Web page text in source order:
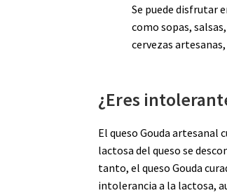
Se puede disfrutar
como sopas,
cervezas
¿Eres
El queso Gouda artesanal
lactosa del queso se
tanto, el queso Gouda
intolerancia a la lactosa,